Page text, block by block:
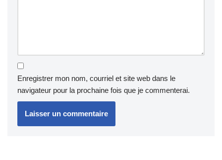
Enregistrer mon nom, courriel et site web dans le
navigateur pour la prochaine fois que je commenterai.